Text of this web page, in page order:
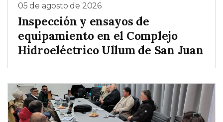
05 de agosto de 2026
Inspección y ensayos de
equipamiento en el Complejo
Hidroeléctrico Ullum de San Juan